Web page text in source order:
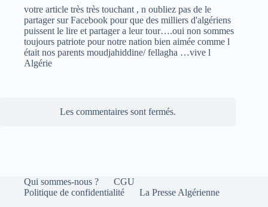
votre article très très touchant , n oubliez pas de le
partager sur Facebook pour que des milliers d'algériens
puissent le lire et partager a leur tour….oui non sommes
toujours patriote pour notre nation bien aimée comme l
était nos parents moudjahiddine/ fellagha …vive l
Algérie
Les commentaires sont fermés.
Qui sommes-nous ?
CGU
Politique de confidentialité
La Presse Algérienne